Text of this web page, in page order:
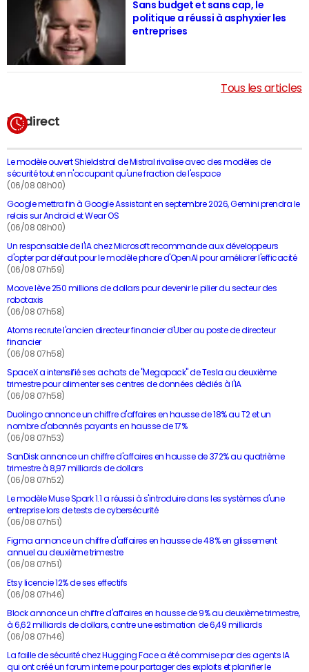
En direct
Le modèle ouvert Shieldstral de Mistral rivalise avec des modèles de
sécurité tout en n'occupant qu'une fraction de l'espace
(06/08 08h00)
Google mettra fin à Google Assistant en septembre 2026, Gemini prendra le
relais sur Android et Wear OS
(06/08 08h00)
Un responsable de l'IA chez Microsoft recommande aux développeurs
d'opter par défaut pour le modèle phare d'OpenAI pour améliorer l'efficacité
(06/08 07h59)
Moove lève 250 millions de dollars pour devenir le pilier du secteur des
robotaxis
(06/08 07h58)
Atoms recrute l'ancien directeur financier d'Uber au poste de directeur
financier
(06/08 07h58)
SpaceX a intensifié ses achats de "Megapack" de Tesla au deuxième
trimestre pour alimenter ses centres de données dédiés à l'IA
(06/08 07h58)
Duolingo annonce un chiffre d'affaires en hausse de 18% au T2 et un
nombre d'abonnés payants en hausse de 17%
(06/08 07h53)
SanDisk annonce un chiffre d'affaires en hausse de 372% au quatrième
trimestre à 8,97 milliards de dollars
(06/08 07h52)
Le modèle Muse Spark 1.1 a réussi à s'introduire dans les systèmes d'une
entreprise lors de tests de cybersécurité
(06/08 07h51)
Figma annonce un chiffre d'affaires en hausse de 48% en glissement
annuel au deuxième trimestre
(06/08 07h51)
Etsy licencie 12% de ses effectifs
(06/08 07h46)
Block annonce un chiffre d'affaires en hausse de 9% au deuxième trimestre,
à 6,62 milliards de dollars, contre une estimation de 6,49 milliards
(06/08 07h46)
La faille de sécurité chez Hugging Face a été commise par des agents IA
qui ont créé un forum interne pour partager des exploits et planifier le
Sans budget et sans cap, le
politique a réussi à asphyxier les
entreprises
Tous les articles